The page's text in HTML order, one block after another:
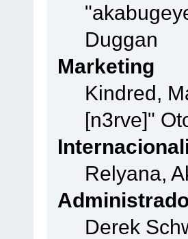
Duggan
Marketing
Kindred,
[n3rve]"
Relyana,
Derek